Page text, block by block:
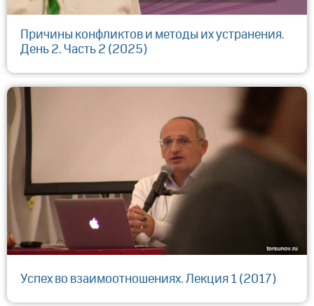
Причины конфликтов и методы их устранения.
День 2. Часть 2 (2025)
Успех во взаимоотношениях. Лекция 1 (2017)